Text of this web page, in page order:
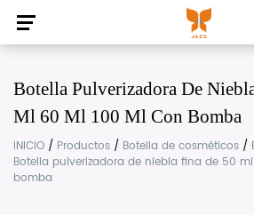
Botella Pulverizadora De
Ml 60 Ml 100 Ml Con Bomba
INICIO / Productos / Botella de cosméticos /
Botella pulverizadora de niebla fina de 50
bomba